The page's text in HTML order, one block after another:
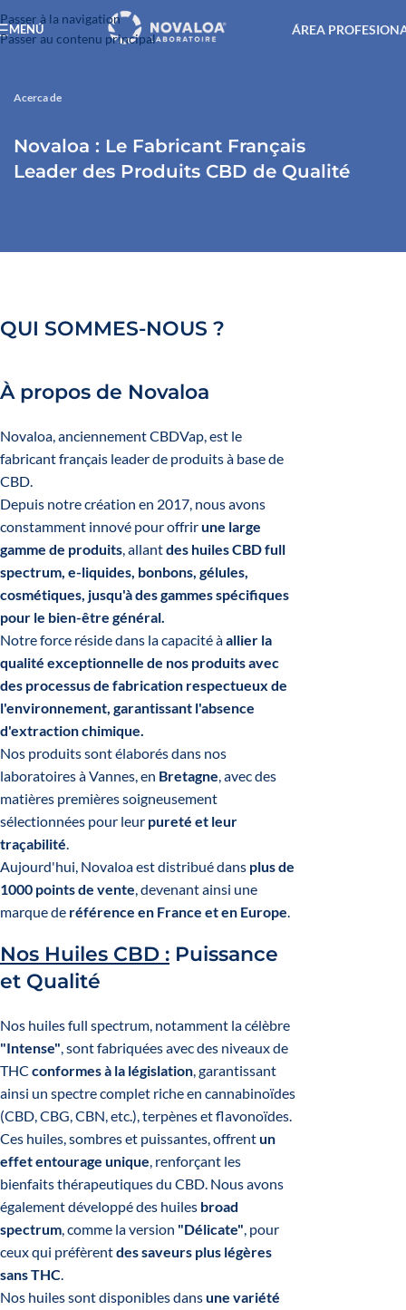
Passer à la navigation
Passer au contenu principal
MENÚ ÁREA
Acerca de
Novaloa : Le Fabricant Français
Leader des Produits CBD de Qualité
QUI SOMMES-NOUS ?
À propos de Novaloa
Novaloa, anciennement CBDVap, est le
fabricant français leader de produits à base de
CBD.
Depuis notre création en 2017, nous avons
constamment innové pour offrirune large
gamme de produits, allantdes huiles CBD full
spectrum, e-liquides, bonbons, gélules,
cosmétiques, jusqu'à des gammes spécifiques
pour le bien-être général.
Notre force réside dans la capacité àallier la
qualité exceptionnelle de nos produits avec
des processus de fabrication respectueux de
l'environnement, garantissant l'absence
d'extraction chimique.
Nos produits sont élaborés dans nos
laboratoires à Vannes, en Bretagne, avec des
matières premières soigneusement
sélectionnées pour leur pureté et leur
traçabilité.
Aujourd'hui, Novaloa est distribué dans plus de
1000 points de vente, devenant ainsi une
marque de référence en France et en Europe.
Nos Huiles CBD : Puissance
et Qualité
Nos huiles full spectrum, notamment la célèbre
"Intense", sont fabriquées avec des niveaux de
THC conformes à la législation, garantissant
ainsi un spectre complet riche en cannabinoïdes
(CBD, CBG, CBN, etc.), terpènes et flavonoïdes.
Ces huiles, sombres et puissantes, offrentun
effet entourage unique, renforçant les
bienfaits thérapeutiques du CBD. Nous avons
également développé des huiles broad
spectrum, comme la version "Délicate", pour
ceux qui préfèrentdes saveurs plus légères
sans THC.
Nos huiles sont disponibles dansune variété